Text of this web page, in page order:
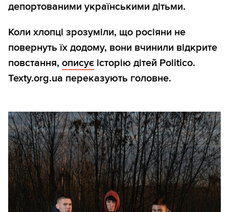
депортованими українськими дітьми.
Коли хлопці зрозуміли, що росіяни не
повернуть їх додому, вони вчинили відкрите
повстання, описує історію дітей Politico.
Texty.org.ua переказують головне.